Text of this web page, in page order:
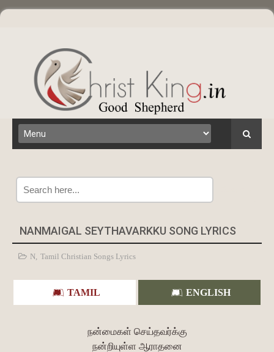
NANMAIGAL SEYTHAVARKKU SONG LYRICS
N, Tamil Christian Songs Lyrics
TAMIL ENGLISH
நன்மைகள் செய்தவர்க்கு
நன்றியுள்ள ஆராதனை